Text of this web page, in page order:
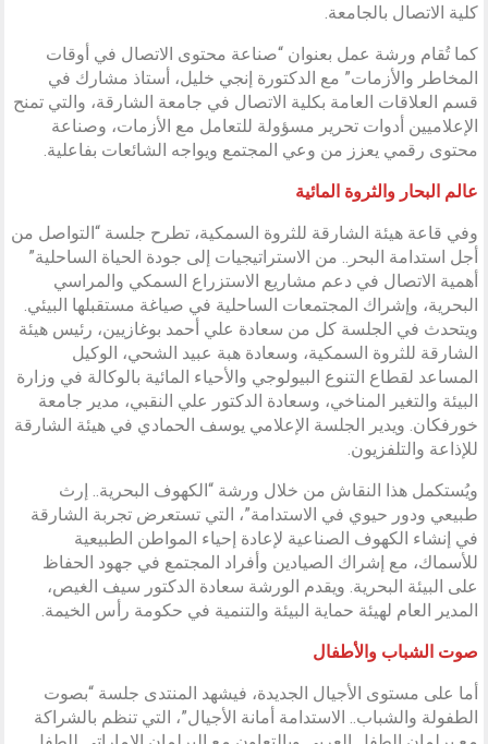
كلية الاتصال بالجامعة.
كما تُقام ورشة عمل بعنوان “صناعة محتوى الاتصال في أوقات
المخاطر والأزمات” مع الدكتورة إنجي خليل، أستاذ مشارك في
قسم العلاقات العامة بكلية الاتصال في جامعة الشارقة، والتي تمنح
الإعلاميين أدوات تحرير مسؤولة للتعامل مع الأزمات، وصناعة
محتوى رقمي يعزز من وعي المجتمع ويواجه الشائعات بفاعلية.
عالم البحار والثروة المائية
وفي قاعة هيئة الشارقة للثروة السمكية، تطرح جلسة “التواصل من
أجل استدامة البحر.. من الاستراتيجيات إلى جودة الحياة الساحلية”
أهمية الاتصال في دعم مشاريع الاستزراع السمكي والمراسي
البحرية، وإشراك المجتمعات الساحلية في صياغة مستقبلها البيئي.
ويتحدث في الجلسة كل من سعادة علي أحمد بوغازيين، رئيس هيئة
الشارقة للثروة السمكية، وسعادة هبة عبيد الشحي، الوكيل
المساعد لقطاع التنوع البيولوجي والأحياء المائية بالوكالة في وزارة
البيئة والتغير المناخي، وسعادة الدكتور علي النقبي، مدير جامعة
خورفكان. ويدير الجلسة الإعلامي يوسف الحمادي في هيئة الشارقة
للإذاعة والتلفزيون.
ويُستكمل هذا النقاش من خلال ورشة “الكهوف البحرية.. إرث
طبيعي ودور حيوي في الاستدامة”، التي تستعرض تجربة الشارقة
في إنشاء الكهوف الصناعية لإعادة إحياء المواطن الطبيعية
للأسماك، مع إشراك الصيادين وأفراد المجتمع في جهود الحفاظ
على البيئة البحرية. ويقدم الورشة سعادة الدكتور سيف الغيص،
المدير العام لهيئة حماية البيئة والتنمية في حكومة رأس الخيمة.
صوت الشباب والأطفال
أما على مستوى الأجيال الجديدة، فيشهد المنتدى جلسة “بصوت
الطفولة والشباب.. الاستدامة أمانة الأجيال”، التي تنظم بالشراكة